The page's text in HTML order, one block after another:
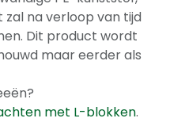
zal na verloop van tijd
Dit product wordt
maar eerder als
met L-blokken.